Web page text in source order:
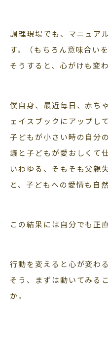
調理現場でも、マニュア
す。（もちろん意味合い
そうすると、心がけも変
僕自身、最近毎日、赤ち
ェイスブックにアップし
子どもが小さい時の自分
議と子どもが愛おしくて
いわゆる、そもそも父親
と、子どもへの愛情も自
この結果には自分でも正
行動を変えると心が変わる
そう、まずは動いてみる
か。